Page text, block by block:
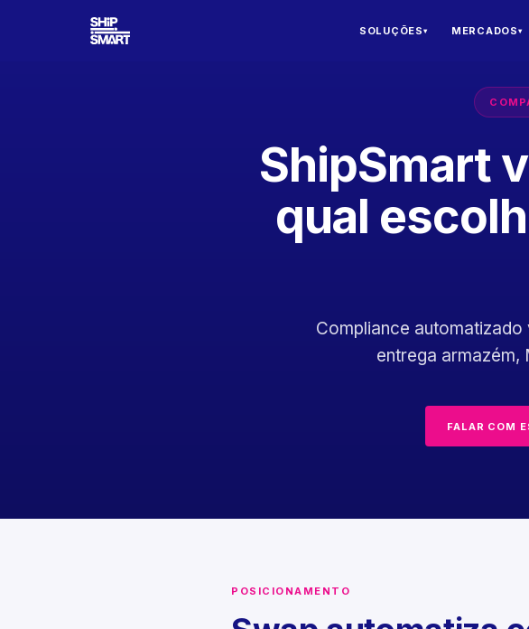
SOLUÇÕES ▾ MERCADOS ▾
ShipSmart
qual
Compliance
entrega armazém,
FALAR COM
POSICIONAMENTO